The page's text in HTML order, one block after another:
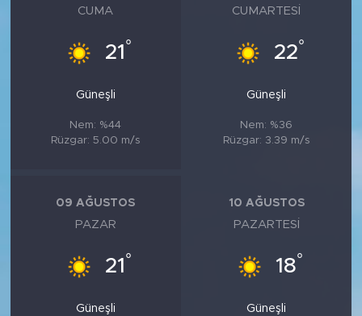
CUMA
21 °
Güneşli
Nem: %44
Rüzgar: 5.00 m/s
CUMARTESI
22°
Güneşli
Nem: %36
Rüzgar: 3.39 m/s
09 AĞUSTOS
PAZAR
21 °
Güneşli
10 AĞUSTOS
PAZARTESI
18°
Güneşli